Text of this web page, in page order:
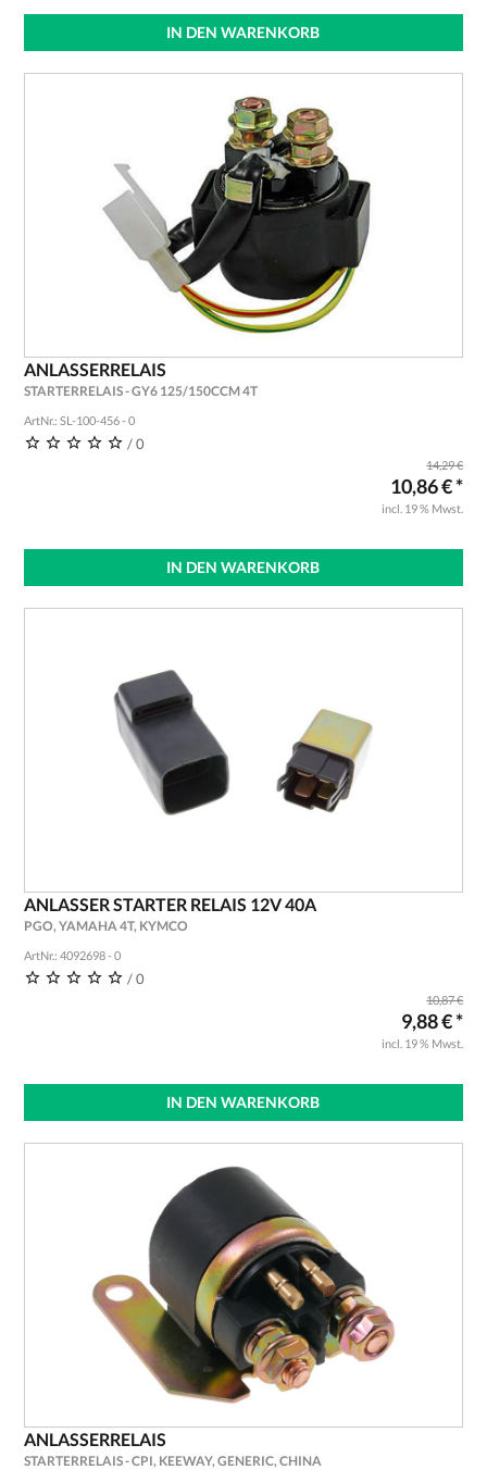
IN DEN WARENKORB
ANLASSERRELAIS
STARTERRELAIS - GY6 125/150CCM 4T
ArtNr.: SL-100-456 - 0
/ 0
14,29 €
10,86 € *
incl. 19 % Mwst.
IN DEN WARENKORB
ANLASSER STARTER RELAIS 12V 40A
PGO, YAMAHA 4T, KYMCO
ArtNr.: 4092698 - 0
/ 0
10,87 €
9,88 € *
incl. 19 % Mwst.
IN DEN WARENKORB
ANLASSERRELAIS
STARTERRELAIS - CPI, KEEWAY, GENERIC, CHINA